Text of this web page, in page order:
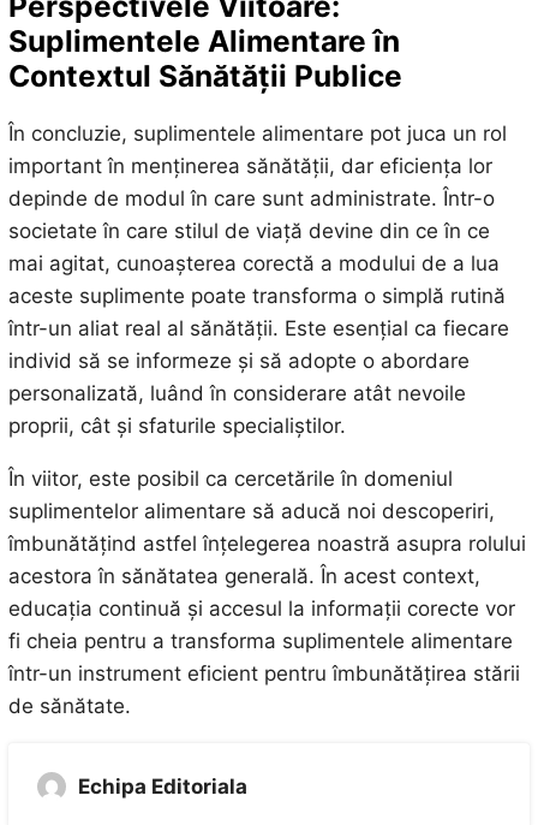
Suplimentele Alimentare în
Contextul Sănătății Publice
În concluzie, suplimentele alimentare pot juca un rol
important în menținerea sănătății, dar eficiența lor
depinde de modul în care sunt administrate. Într-o
societate în care stilul de viață devine din ce în ce
mai agitat, cunoașterea corectă a modului de a lua
aceste suplimente poate transforma o simplă rutină
într-un aliat real al sănătății. Este esențial ca fiecare
individ să se informeze și să adopte o abordare
personalizată, luând în considerare atât nevoile
proprii, cât și sfaturile specialiștilor.
În viitor, este posibil ca cercetările în domeniul
suplimentelor alimentare să aducă noi descoperiri,
îmbunătățind astfel înțelegerea noastră asupra rolului
acestora în sănătatea generală. În acest context,
educația continuă și accesul la informații corecte vor
fi cheia pentru a transforma suplimentele alimentare
într-un instrument eficient pentru îmbunătățirea stării
de sănătate.
Echipa Editoriala